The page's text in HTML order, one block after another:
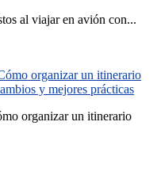
al viajar en avión con...
organizar un itinerario
y mejores prácticas
organizar un itinerario